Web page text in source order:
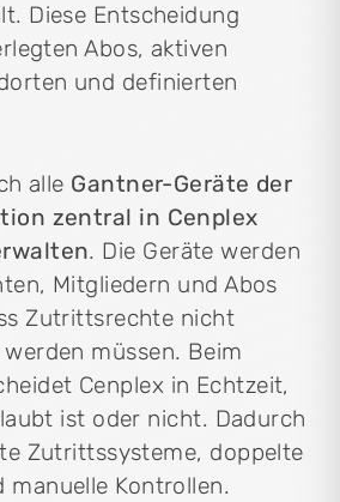
Diese Entscheidung
Abos, aktiven
und definierten
alle Gantner-Geräte der
zentral in Cenplex
. Die Geräte werden
Mitgliedern und Abos
Zutrittsrechte nicht
müssen. Beim
Cenplex in Echtzeit,
ist oder nicht. Dadurch
Zutrittssysteme, doppelte
manuelle Kontrollen.